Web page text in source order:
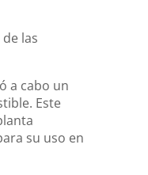
las
a cabo un
Este
su uso en